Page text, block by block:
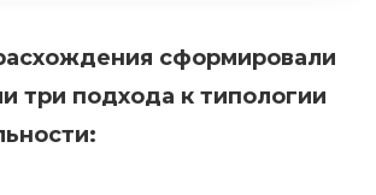
сформировали
три подхода к типологии